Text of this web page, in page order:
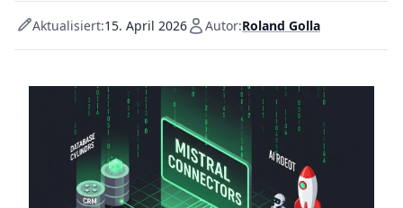
Aktualisiert:15. April 2026 Autor:Roland Golla